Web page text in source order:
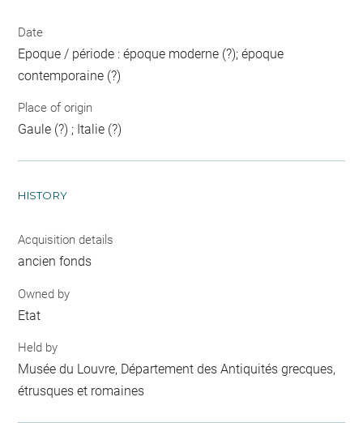
Date
Epoque / période : époque moderne (?); époque
contemporaine (?)
Place of origin
Gaule (?) ; Italie (?)
HISTORY
Acquisition details
ancien fonds
Owned by
Etat
Held by
Musée du Louvre, Département des Antiquités grecques,
étrusques et romaines